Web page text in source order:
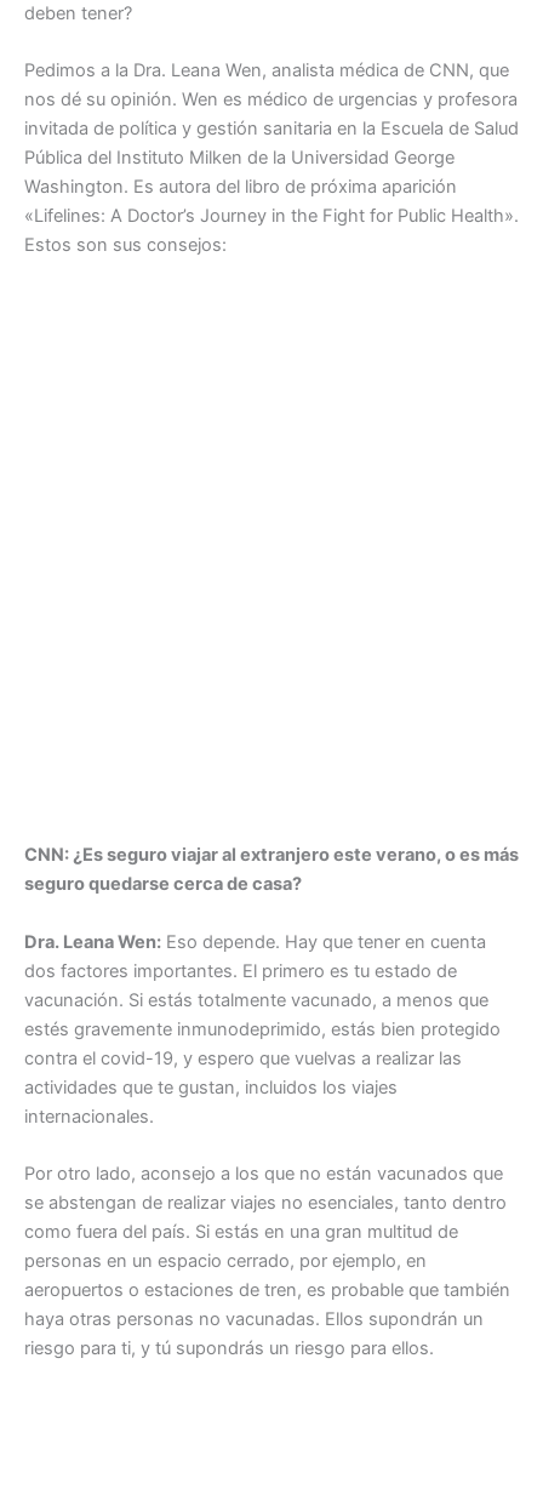
deben tener?
Pedimos a la Dra. Leana Wen, analista médica de CNN, que
nos dé su opinión. Wen es médico de urgencias y profesora
invitada de política y gestión sanitaria en la Escuela de Salud
Pública del Instituto Milken de la Universidad George
Washington. Es autora del libro de próxima aparición
«Lifelines: A Doctor’s Journey in the Fight for Public Health».
Estos son sus consejos:
CNN: ¿Es seguro viajar al extranjero este verano, o es más
seguro quedarse cerca de casa?
Dra. Leana Wen: Eso depende. Hay que tener en cuenta
dos factores importantes. El primero es tu estado de
vacunación. Si estás totalmente vacunado, a menos que
estés gravemente inmunodeprimido, estás bien protegido
contra el covid-19, y espero que vuelvas a realizar las
actividades que te gustan, incluidos los viajes
internacionales.
Por otro lado, aconsejo a los que no están vacunados que
se abstengan de realizar viajes no esenciales, tanto dentro
como fuera del país. Si estás en una gran multitud de
personas en un espacio cerrado, por ejemplo, en
aeropuertos o estaciones de tren, es probable que también
haya otras personas no vacunadas. Ellos supondrán un
riesgo para ti, y tú supondrás un riesgo para ellos.